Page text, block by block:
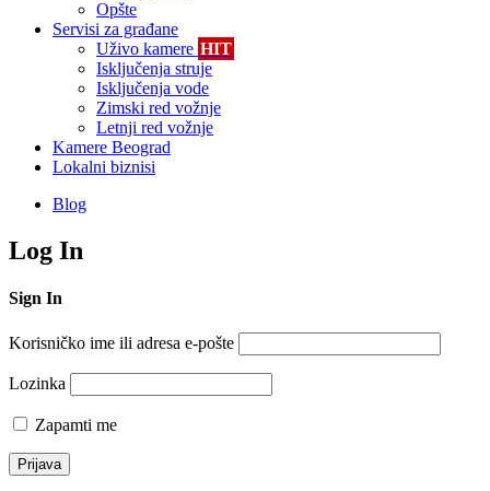
Opšte
Servisi za građane
Uživo kamere HIT
Isključenja struje
Isključenja vode
Zimski red vožnje
Letnji red vožnje
Kamere Beograd
Lokalni biznisi
Blog
Log In
Sign In
Korisničko ime ili adresa e-pošte
Lozinka
Zapamti me